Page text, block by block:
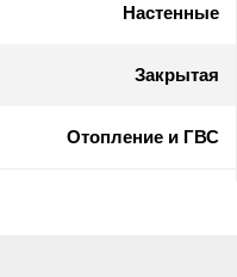
Настенные
Закрытая
Отопление и ГВС